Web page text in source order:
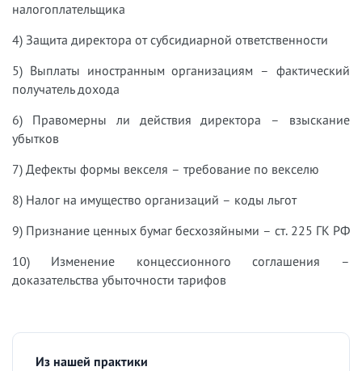
налогоплательщика
4) Защита директора от субсидиарной ответственности
5) Выплаты иностранным организациям – фактический
получатель дохода
6) Правомерны ли действия директора – взыскание
убытков
7) Дефекты формы векселя – требование по векселю
8) Налог на имущество организаций – коды льгот
9) Признание ценных бумаг бесхозяйными – ст. 225 ГК РФ
10) Изменение концессионного соглашения –
доказательства убыточности тарифов
Из нашей практики